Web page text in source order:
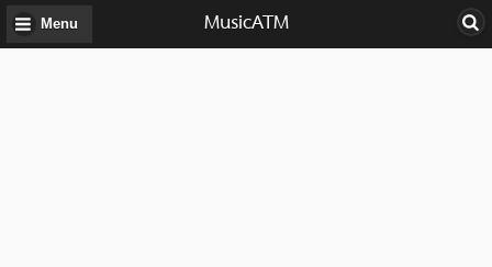
Menu MusicATM